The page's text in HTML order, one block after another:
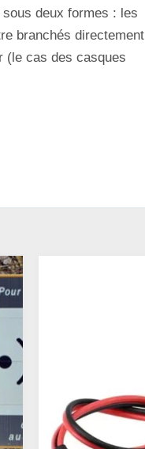
deux formes : les
branchés directement
(le cas des casques